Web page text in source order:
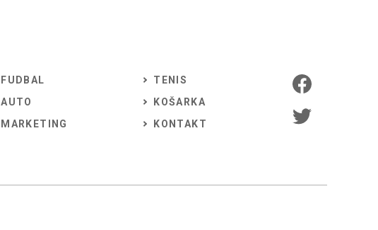
FUDBAL
AUTO
MARKETING
TENIS
KOŠARKA
KONTAKT